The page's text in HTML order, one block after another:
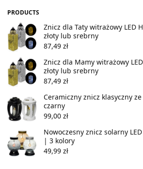
PRODUCTS
Znicz dla Taty witrażowy LED
złoty lub srebrny
87,49 zł
Znicz dla Mamy witrażowy
złoty lub srebrny
87,49 zł
Ceramiczny znicz klasyczny
czarny
99,00 zł
Nowoczesny znicz solarny
| 3 kolory
49,99 zł